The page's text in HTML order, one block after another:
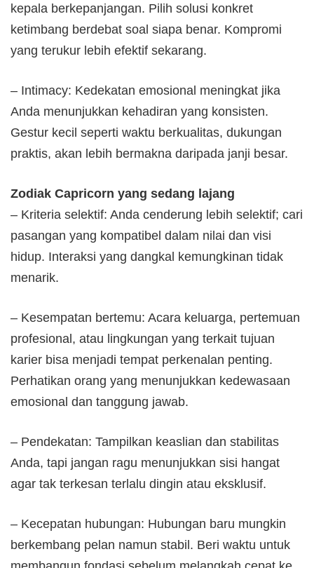
kepala berkepanjangan. Pilih solusi konkret
ketimbang berdebat soal siapa benar. Kompromi
yang terukur lebih efektif sekarang.
– Intimacy: Kedekatan emosional meningkat jika
Anda menunjukkan kehadiran yang konsisten.
Gestur kecil seperti waktu berkualitas, dukungan
praktis, akan lebih bermakna daripada janji besar.
Zodiak Capricorn yang sedang lajang
– Kriteria selektif: Anda cenderung lebih selektif; cari
pasangan yang kompatibel dalam nilai dan visi
hidup. Interaksi yang dangkal kemungkinan tidak
menarik.
– Kesempatan bertemu: Acara keluarga, pertemuan
profesional, atau lingkungan yang terkait tujuan
karier bisa menjadi tempat perkenalan penting.
Perhatikan orang yang menunjukkan kedewasaan
emosional dan tanggung jawab.
– Pendekatan: Tampilkan keaslian dan stabilitas
Anda, tapi jangan ragu menunjukkan sisi hangat
agar tak terkesan terlalu dingin atau eksklusif.
– Kecepatan hubungan: Hubungan baru mungkin
berkembang pelan namun stabil. Beri waktu untuk